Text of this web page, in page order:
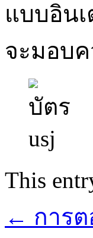
แบบอิน
จะมอบ
This
← การ